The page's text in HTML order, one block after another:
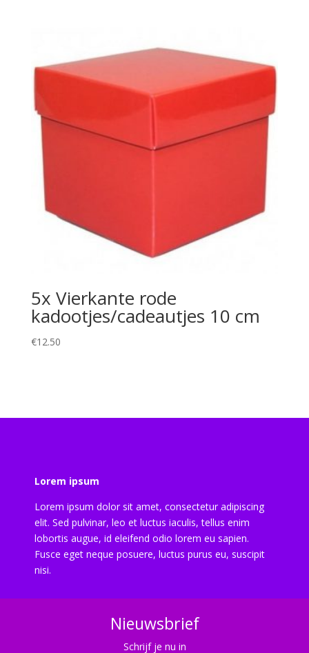
5x Vierkante rode
kadootjes/cadeautjes 10 cm
€12.50
Lorem ipsum
Lorem ipsum dolor sit amet, consectetur adipiscing
elit. Sed pulvinar, leo et luctus iaculis, tellus enim
lobortis augue, id eleifend odio lorem eu sapien.
Fusce eget neque posuere, luctus purus eu, suscipit
nisi.
Nieuwsbrief
Schrijf je nu in